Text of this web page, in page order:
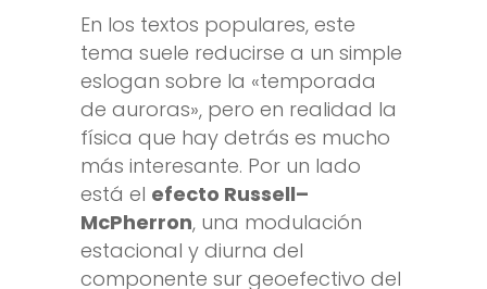
En los textos populares, este
tema suele reducirse a un simple
eslogan sobre la «temporada
de auroras», pero en realidad la
física que hay detrás es mucho
más interesante. Por un lado
está el efecto Russell–
McPherron, una modulación
estacional y diurna del
componente sur geoefectivo del